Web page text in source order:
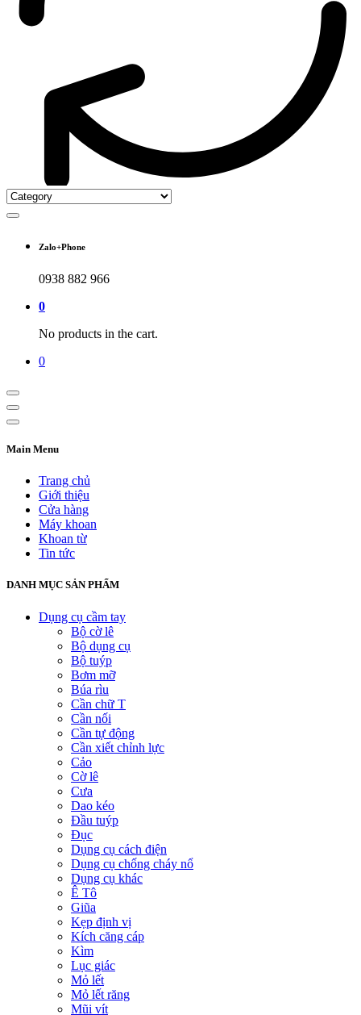
Zalo+Phone
0938 882 966
0
No products in the cart.
0
Main Menu
Trang chủ
Giới thiệu
Cửa hàng
Máy khoan
Khoan từ
Tin tức
DANH MỤC SẢN PHẨM
Dụng cụ cầm tay
Bộ cờ lê
Bộ dụng cụ
Bộ tuýp
Bơm mỡ
Búa rìu
Cần chữ T
Cần nối
Cần tự động
Cần xiết chỉnh lực
Cảo
Cờ lê
Cưa
Dao kéo
Đầu tuýp
Đục
Dụng cụ cách điện
Dụng cụ chống cháy nổ
Dụng cụ khác
Ê Tô
Giũa
Kẹp định vị
Kích căng cáp
Kìm
Lục giác
Mỏ lết
Mỏ lết răng
Mũi vít